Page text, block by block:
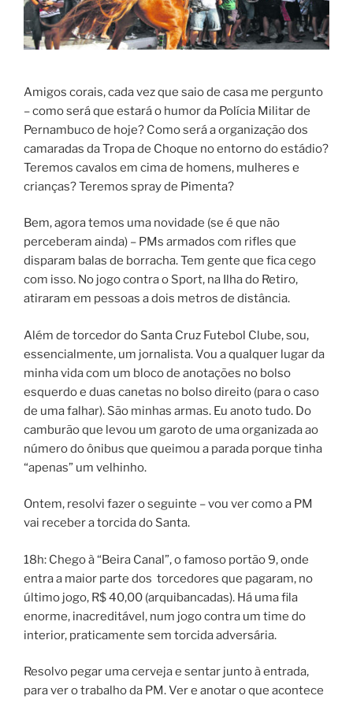
Amigos corais, cada vez que saio de casa me pergunto
– como será que estará o humor da Polícia Militar de
Pernambuco de hoje? Como será a organização dos
camaradas da Tropa de Choque no entorno do estádio?
Teremos cavalos em cima de homens, mulheres e
crianças? Teremos spray de Pimenta?
Bem, agora temos uma novidade (se é que não
perceberam ainda) – PMs armados com rifles que
disparam balas de borracha. Tem gente que fica cego
com isso. No jogo contra o Sport, na Ilha do Retiro,
atiraram em pessoas a dois metros de distância.
Além de torcedor do Santa Cruz Futebol Clube, sou,
essencialmente, um jornalista. Vou a qualquer lugar da
minha vida com um bloco de anotações no bolso
esquerdo e duas canetas no bolso direito (para o caso
de uma falhar). São minhas armas. Eu anoto tudo. Do
camburão que levou um garoto de uma organizada ao
número do ônibus que queimou a parada porque tinha
“apenas” um velhinho.
Ontem, resolvi fazer o seguinte – vou ver como a PM
vai receber a torcida do Santa.
18h: Chego à “Beira Canal”, o famoso portão 9, onde
entra a maior parte dos torcedores que pagaram, no
último jogo, R$ 40,00 (arquibancadas). Há uma fila
enorme, inacreditável, num jogo contra um time do
interior, praticamente sem torcida adversária.
Resolvo pegar uma cerveja e sentar junto à entrada,
para ver o trabalho da PM. Ver e anotar o que acontece